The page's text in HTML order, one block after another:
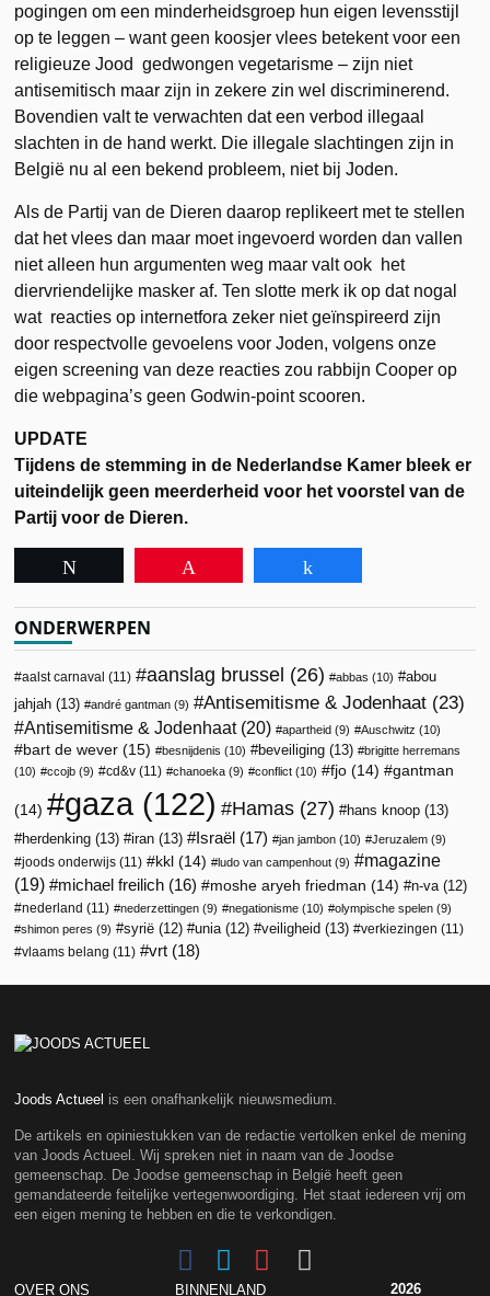
pogingen om een minderheidsgroep hun eigen levensstijl
op te leggen – want geen koosjer vlees betekent voor een
religieuze Jood gedwongen vegetarisme – zijn niet
antisemitisch maar zijn in zekere zin wel discriminerend.
Bovendien valt te verwachten dat een verbod illegaal
slachten in de hand werkt. Die illegale slachtingen zijn in
België nu al een bekend probleem, niet bij Joden.
Als de Partij van de Dieren daarop replikeert met te stellen
dat het vlees dan maar moet ingevoerd worden dan vallen
niet alleen hun argumenten weg maar valt ook het
diervriendelijke masker af. Ten slotte merk ik op dat nogal
wat reacties op internetfora zeker niet geïnspireerd zijn
door respectvolle gevoelens voor Joden, volgens onze
eigen screening van deze reacties zou rabbijn Cooper op
die webpagina’s geen Godwin-point scooren.
UPDATE
Tijdens de stemming in de Nederlandse Kamer bleek er
uiteindelijk geen meerderheid voor het voorstel van de
Partij voor de Dieren.
ONDERWERPEN
aalst carnaval (11) aanslag brussel (26) abbas (10)
abou
jahjah (13) andré gantman (9) Antisemitisme & Jodenhaat (23)
Antisemitisme & Jodenhaat(20) apartheid (9) Auschwitz (10)
bart de wever (15) besnijdenis (10) beveiliging (13)
brigitte herremans
(10)
ccojb (9) cd&v (11) chanoeka (9) conflict (10) fjo (14) gantman
(14) gaza (122) Hamas (27) hans knoop (13)
herdenking (13) iran (13) Israël (17) jan jambon (10) Jeruzalem (9)
joods onderwijs (11) kkl (14) ludo van campenhout (9)
magazine
(19)
michael freilich (16) moshe aryeh friedman (14) n-va (12)
nederland (11) nederzettingen (9) negationisme (10) olympische spelen (9)
shimon peres (9) syrië (12) unia (12) veiligheid (13) verkiezingen (11)
vlaams belang (11) vrt (18)
Joods Actueel is een onafhankelijk nieuwsmedium.
De artikels en opiniestukken van de redactie vertolken enkel de mening
van Joods Actueel. Wij spreken niet in naam van de Joodse
gemeenschap. De Joodse gemeenschap in België heeft geen
gemandateerde feitelijke vertegenwoordiging. Het staat iedereen vrij om
een eigen mening te hebben en die te verkondigen.
OVER ONS BINNENLAND 2026